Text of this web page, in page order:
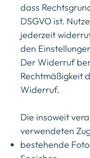
dass
DSGVO ist.
jederzeit
den
Der Widerruf
Rechtmäßigkeit
Widerruf.
Die insoweit
verwendeten
bestehende